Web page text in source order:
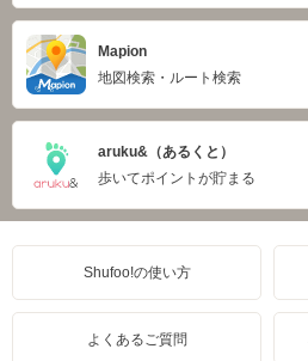
Mapion
地図検索・ルート検索
aruku&（あるくと）
歩いてポイントが貯まる
Shufoo!の使い方
よくあるご質問